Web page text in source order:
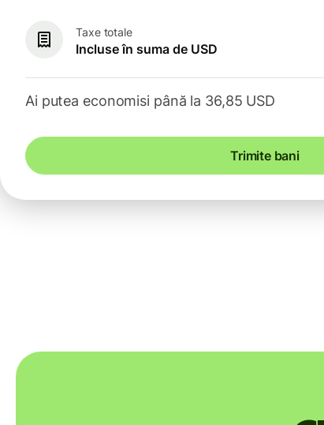
Taxe totale
Incluse în suma de USD
Ai putea economisi până la 36,85 USD
Trimite bani